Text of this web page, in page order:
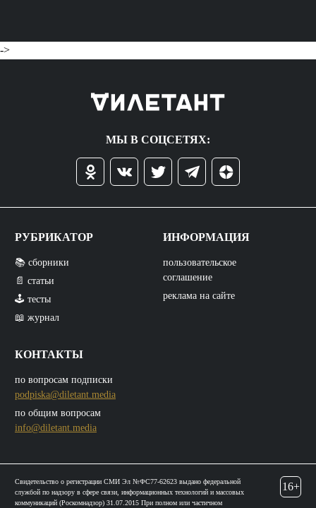
->
МЫ В СОЦСЕТЯХ:
РУБРИКАТОР
📚 сборники
📄 статьи
🕹️ тесты
📖 журнал
КОНТАКТЫ
по вопросам подписки
podpiska@diletant.media
по общим вопросам
info@diletant.media
ИНФОРМАЦИЯ
пользовательское
соглашение
реклама на сайте
Свидетельство о регистрации СМИ Эл №ФС77-62623 выдано федеральной
службой по надзору в сфере связи, информационных технологий и массовых
коммуникаций (Роскомнадзор) 31.07.2015 При полном или частичном
16+